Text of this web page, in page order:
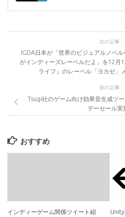
次の記事
IGDA日本が「世界のビジュアルノベ
がインディーズレーベルだよ」を12月
ライフ』のレーベル「ヨカゼ」
前の記事
Tsugi社のゲーム向け効果音生成ツ
デーセール実
おすすめ
インディーゲーム関係ツイート紹